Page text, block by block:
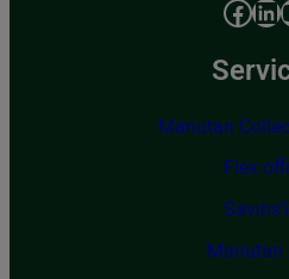
Facebook LinkedIn
Manutan
Flex
Manutan